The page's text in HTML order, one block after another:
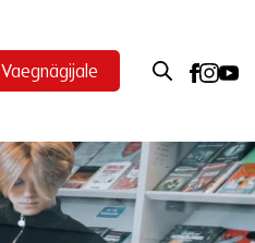
Vaegnägijale